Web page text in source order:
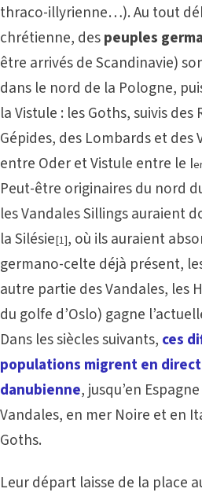
thraco-illyrienne…). Au tout
chrétienne, despeuples
être arrivés de Scandinavie)
dans le nord de la Pologne,
la Vistule : les Goths, suivis des
Gépides, des Lombards et des
entre Oder et Vistule entre le I
Peut-être originaires du nord
les Vandales Sillings auraient
la Silésie[1], où ils auraient
germano-celte déjà présent,
autre partie des Vandales, les
du golfe d’Oslo) gagne
Dans les siècles suivants, ces
populations migrent en
danubienne, jusqu’en
Vandales, en mer Noire et en
Goths.
Leur départ laisse de la place